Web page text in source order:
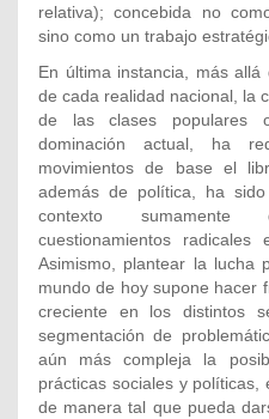
relativa); concebida no
sino como un trabajo
En última instancia, más
de cada realidad nacional, la
de las clases populares
dominación actual, ha
movimientos de base el
además de política, ha
contexto
cuestionamientos radicales
Asimismo, plantear la lucha
mundo de hoy supone hacer
creciente en los distintos
segmentación de
aún más compleja la
prácticas sociales y políticas,
de manera tal que pueda